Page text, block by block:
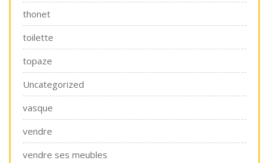
thonet
toilette
topaze
Uncategorized
vasque
vendre
vendre ses meubles